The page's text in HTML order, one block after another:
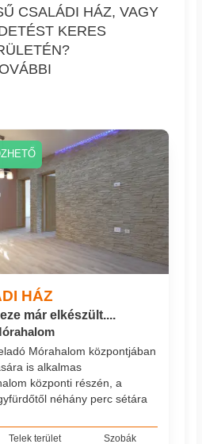
CSALÁDI HÁZ, VAGY
KERES
HÁZ
már elkészült....
Mórahalom központjában
is alkalmas
központi részén, a
néhány perc sétára
Telek terület Szobák